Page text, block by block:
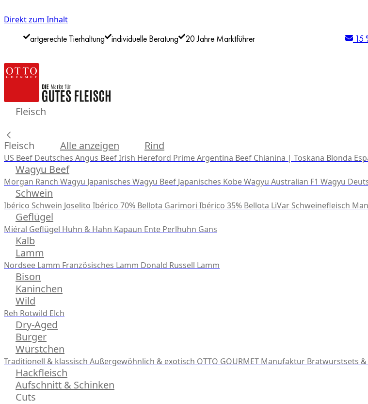
Direkt zum Inhalt
artgerechte Tierhaltung individuelle Beratung 20 Jahre Marktführer 15
Fleisch
Fleisch Alle anzeigen Rind
US Beef Deutsches Angus BeefIrish Hereford PrimeArgentina Beef Chianina | Toskana Blonda
Wagyu Beef
Morgan Ranch Wagyu Japanisches Wagyu Beef Japanisches Kobe Wagyu Australian F1 Wagyu
Schwein
Ibérico Schwein Joselito Ibérico 70% Bellota Garimori Ibérico 35% Bellota LiVar Schweinefleisch
Geflügel
Miéral Geflügel Huhn & Hahn Kapaun Ente Perlhuhn Gans
Kalb
Lamm
Nordsee Lamm Französisches Lamm Donald Russell Lamm
Bison
Kaninchen
Wild
Reh Rotwild Elch
Dry-Aged
Burger
Würstchen
Traditionell & klassisch Außergewöhnlich & exotisch OTTO GOURMET Manufaktur Bratwurstsets
Hackfleisch
Aufschnitt & Schinken
Cuts